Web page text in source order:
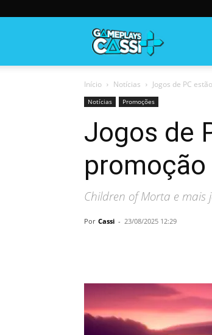
Início Notícias Jogos de PC
Notícias Promoções
Jogos de
Children of Morta e mais
Por Cassi - 23/08/2025 12:29